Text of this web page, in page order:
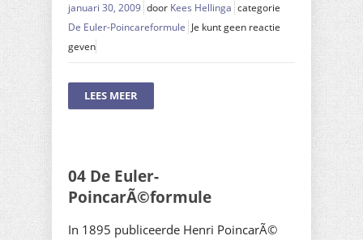
januari 30, 2009 door Kees Hellinga categorie
De Euler-Poincareformule Je kunt geen reactie
geven
LEES MEER
04 De Euler-
PoincarÃ©formule
In 1895 publiceerde Henri PoincarÃ©